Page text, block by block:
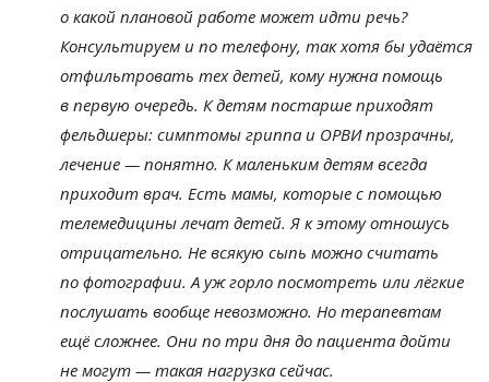
о какой плановой работе может идти речь?
Консультируем и по телефону, так хотя бы удаётся
отфильтровать тех детей, кому нужна помощь
в первую очередь. К детям постарше приходят
фельдшеры: симптомы гриппа и ОРВИ прозрачны,
лечение — понятно. К маленьким детям всегда
приходит врач. Есть мамы, которые с помощью
телемедицины лечат детей. Я к этому отношусь
отрицательно. Не всякую сыпь можно считать
по фотографии. А уж горло посмотреть или лёгкие
послушать вообще невозможно. Но терапевтам
ещё сложнее. Они по три дня до пациента дойти
не могут — такая нагрузка сейчас.